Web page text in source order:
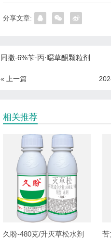
分享文章:
同撒-6%苄·丙·噁草酮颗粒剂
« 上一篇
相关推荐
久盼-480克/升灭草松水剂 苦